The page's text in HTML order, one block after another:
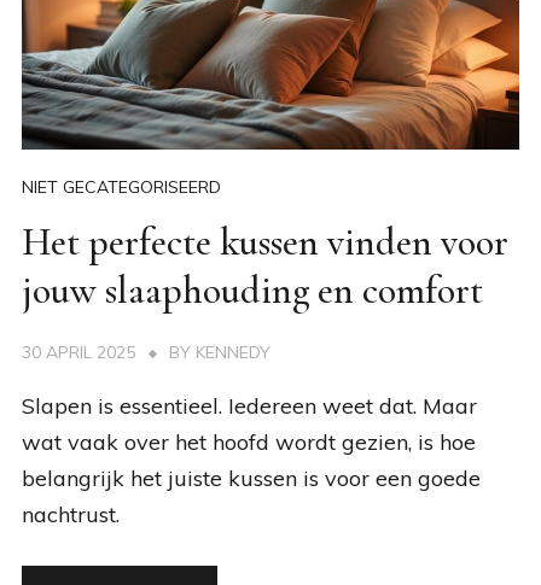
NIET GECATEGORISEERD
Het perfecte kussen vinden voor
jouw slaaphouding en comfort
30 APRIL 2025 BY KENNEDY
Slapen is essentieel. Iedereen weet dat. Maar
wat vaak over het hoofd wordt gezien, is hoe
belangrijk het juiste kussen is voor een goede
nachtrust.